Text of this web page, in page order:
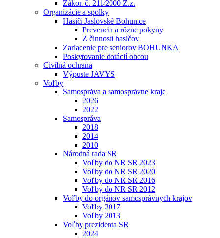
Zákon č. 211⁄2000 Z.z.
Organizácie a spolky
Hasiči Jaslovské Bohunice
Prevencia a rôzne pokyny
Z činnosti hasičov
Zariadenie pre seniorov BOHUNKA
Poskytovanie dotácií obcou
Civilná ochrana
Výpuste JAVYS
Voľby
Samospráva a samosprávne kraje
2026
2022
Samospráva
2018
2014
2010
Národná rada SR
Voľby do NR SR 2023
Voľby do NR SR 2020
Voľby do NR SR 2016
Voľby do NR SR 2012
Voľby do orgánov samosprávnych krajov
Voľby 2017
Voľby 2013
Voľby prezidenta SR
2024